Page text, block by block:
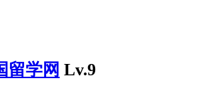
留学网 Lv.9